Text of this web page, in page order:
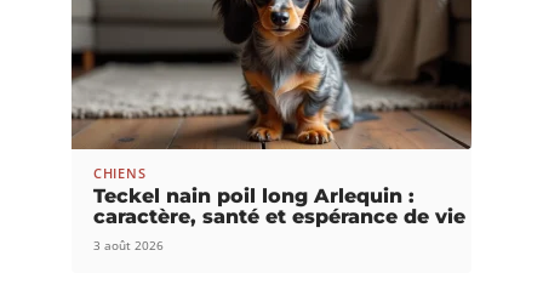
CHIENS
Teckel nain poil long Arlequin :
caractère, santé et espérance de vie
3 août 2026